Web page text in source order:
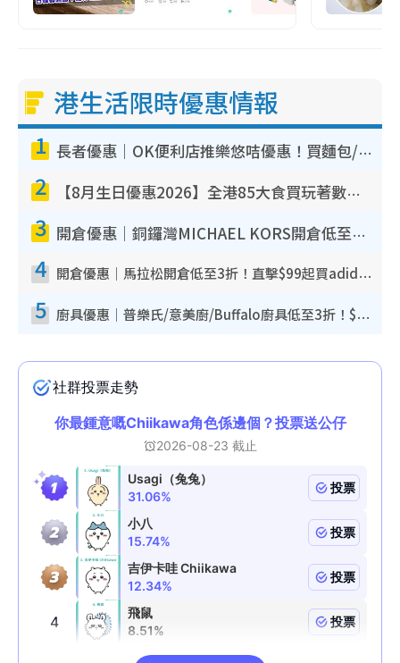
港生活限時優惠情報
1 長者優惠｜OK便利店推樂悠咭優惠！買麵包/牛奶/保健品拍卡即減
2 【8月生日優惠2026】全港85大食買玩著數攻略 自助餐/火鍋放題同行免費＋誠品/DONKI送現金券
3 開倉優惠｜銅鑼灣MICHAEL KORS開倉低至17折！直擊$500起買手袋/銀包/鞋款 必買經典Jet Set系列
4 開倉優惠｜馬拉松開倉低至3折！直擊$99起買adidas／New Balance／Puma鞋款 STANLEY保溫杯劈價至$119起
5 廚具優惠｜普樂氏/意美廚/Buffalo廚具低至3折！$89起買煎鍋／炒鑊／個人鍋 同場小家電激減至$99起